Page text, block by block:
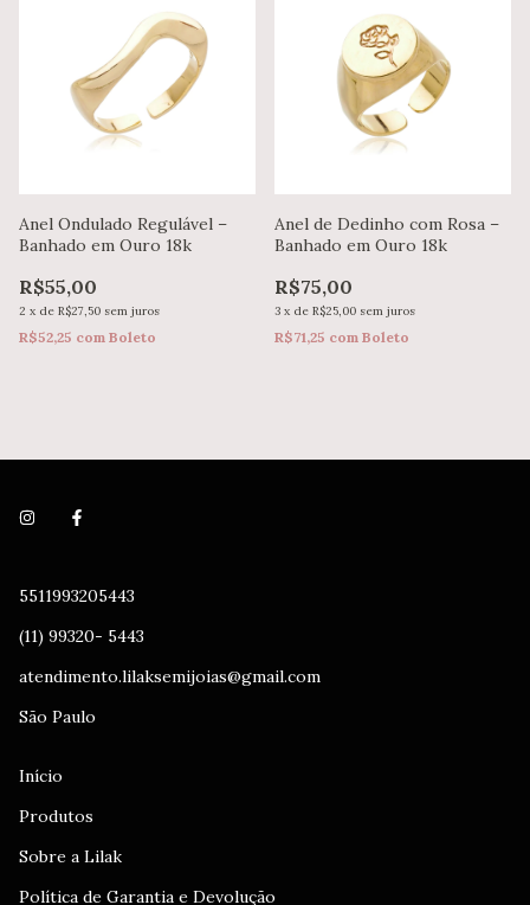
Anel Ondulado Regulável –
Banhado em Ouro 18k
R$55,00
2 x de R$27,50 sem juros
R$52,25 com Boleto
Anel de Dedinho com Rosa –
Banhado em Ouro 18k
R$75,00
3 x de R$25,00 sem juros
R$71,25 com Boleto
5511993205443
(11) 99320- 5443
atendimento.lilaksemijoias@gmail.com
São Paulo
Início
Produtos
Sobre a Lilak
Política de Garantia e Devolução